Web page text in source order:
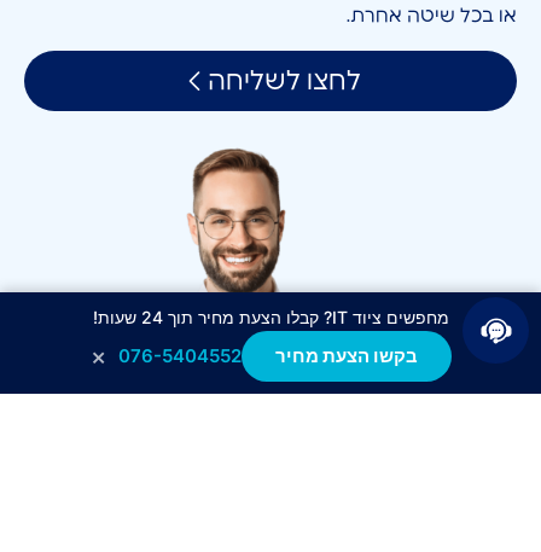
או בכל שיטה אחרת.
לחצו לשליחה
מחפשים ציוד IT? קבלו הצעת מחיר תוך 24 שעות!
בקשו הצעת מחיר 076-5404552
×